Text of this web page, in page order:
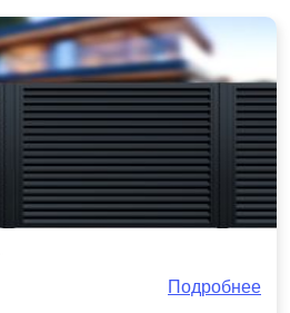
Подробнее